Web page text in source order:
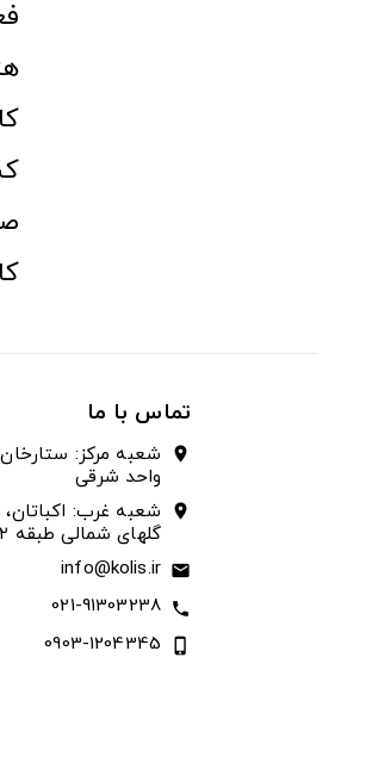
تماس با ما
location_on
واحد شرقی
location_on
شعبه غرب:
گلهای شمالی طبقه ۲ پلاک ۲۰۵
email
info@kolis.ir
call
021-91303238
phone_iphone
0903-1204345